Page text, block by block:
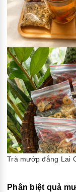
Trà mướp đắng Lai
Phân biệt quả